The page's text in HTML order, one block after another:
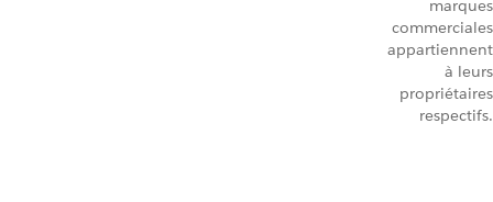
marques
commerciales
appartiennent
à leurs
propriétaires
respectifs.